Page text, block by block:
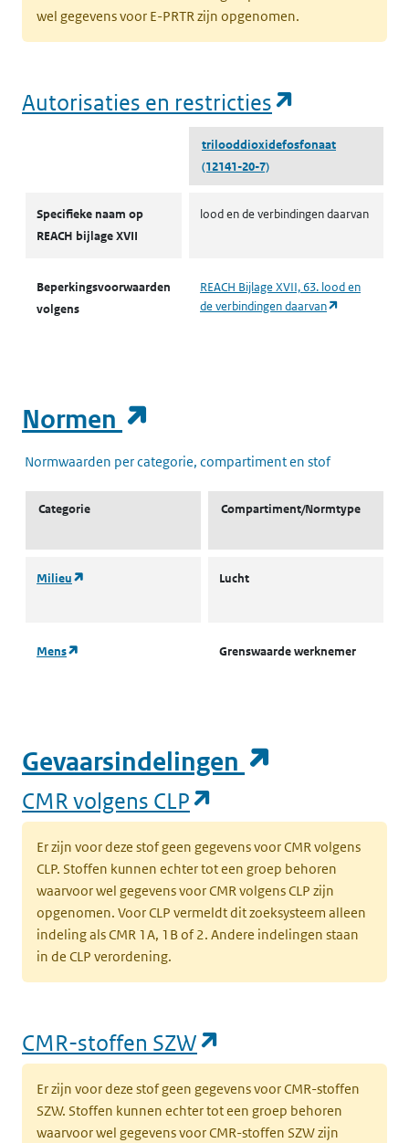
wel gegevens voor E-PRTR zijn opgenomen.
Autorisaties en restricties
trilooddioxidefosfonaat
(12141-20-7)
Specifieke naam op
REACH bijlage XVII
lood en de verbindingen daarvan
Beperkingsvoorwaarden
volgens
REACH Bijlage XVII, 63. lood en
de verbindingen daarvan
Normen
Normwaarden per categorie, compartiment en stof
Categorie Compartiment/Normtype
Milieu (opent in een nieuw tabblad)
Lucht
Mens (opent in een nieuw tabblad)Grenswaarde werknemer
Gevaarsindelingen
CMR volgens CLP
Er zijn voor deze stof geen gegevens voor CMR volgens
CLP. Stoffen kunnen echter tot een groep behoren
waarvoor wel gegevens voor CMR volgens CLP zijn
opgenomen. Voor CLP vermeldt dit zoeksysteem alleen
indeling als CMR 1A, 1B of 2. Andere indelingen staan
in de CLP verordening.
CMR-stoffen SZW
Er zijn voor deze stof geen gegevens voor CMR-stoffen
SZW. Stoffen kunnen echter tot een groep behoren
waarvoor wel gegevens voor CMR-stoffen SZW zijn